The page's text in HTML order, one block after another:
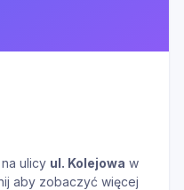
ulicy ul. Kolejowa w
aby zobaczyć więcej